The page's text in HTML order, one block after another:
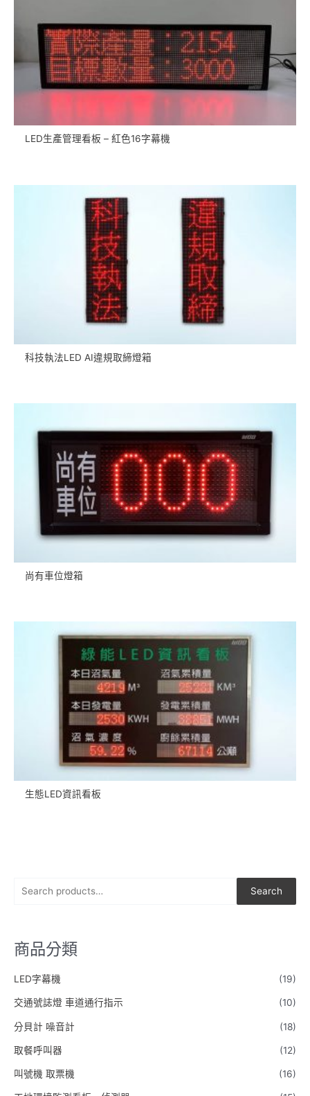
r
h
f
:
Search
商品分類
LED字幕機 (19)
交通號誌燈 車道通行指示 (10)
分貝計 噪音計 (18)
取餐呼叫器 (12)
叫號機 取票機 (16)
LED生產管理看板 – 紅色16字幕機
科技執法LED AI違規取締燈箱
尚有車位燈箱
生態LED資訊看板